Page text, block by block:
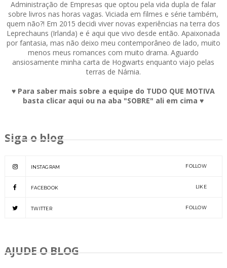
Administração de Empresas que optou pela vida dupla de falar
sobre livros nas horas vagas. Viciada em filmes e série também,
quem não?! Em 2015 decidi viver novas experiências na terra dos
Leprechauns (Irlanda) e é aqui que vivo desde então. Apaixonada
por fantasia, mas não deixo meu contemporâneo de lado, muito
menos meus romances com muito drama. Aguardo
ansiosamente minha carta de Hogwarts enquanto viajo pelas
terras de Nárnia.
♥ Para saber mais sobre a equipe do TUDO QUE MOTIVA
basta clicar aqui ou na aba "SOBRE" ali em cima ♥
Siga o blog
INSTAGRAM FOLLOW
FACEBOOK LIKE
TWITTER FOLLOW
AJUDE O BLOG